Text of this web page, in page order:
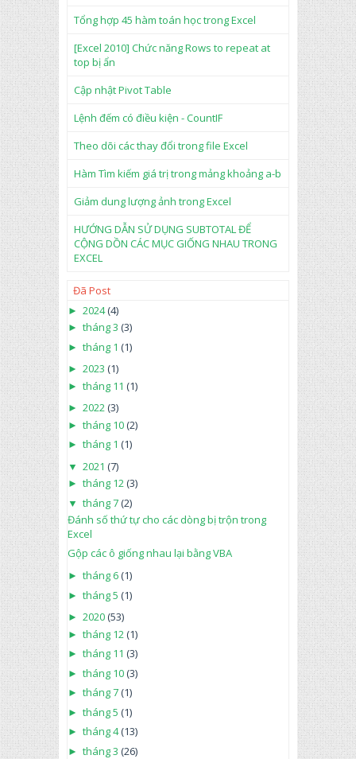
Tổng hợp 45 hàm toán học trong Excel
[Excel 2010] Chức năng Rows to repeat at
top bị ẩn
Cập nhật Pivot Table
Lệnh đếm có điều kiện - CountIF
Theo dõi các thay đổi trong file Excel
Hàm Tìm kiếm giá trị trong mảng khoảng a-b
Giảm dung lượng ảnh trong Excel
HƯỚNG DẪN SỬ DỤNG SUBTOTAL ĐỂ
CỘNG DỒN CÁC MỤC GIỐNG NHAU TRONG
EXCEL
Đã Post
► 2024(4)
► tháng 3 (3)
► tháng 1 (1)
► 2023 (1)
► tháng 11 (1)
► 2022(3)
► tháng 10(2)
► tháng 1 (1)
▼ 2021 (7)
► tháng 12(3)
▼ tháng 7(2)
Đánh số thứ tự cho các dòng bị trộn trong
Excel
Gộp các ô giống nhau lại bằng VBA
► tháng 6(1)
► tháng 5 (1)
► 2020(53)
► tháng 12 (1)
► tháng 11 (3)
► tháng 10(3)
► tháng 7(1)
► tháng 5 (1)
► tháng 4(13)
► tháng 3 (26)